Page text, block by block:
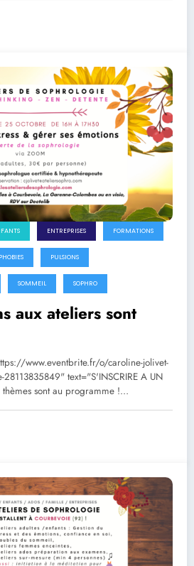
ENTREPRISES FORMATIONS
PHOBIES PULSIONS
SOMMEIL SOPHRO
aux ateliers sont
www.eventbrite.fr/o/caroline-jolivet-
28113835849" text="S'INSCRIRE A UN
sont au programme !…